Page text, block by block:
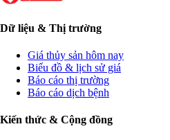
Dữ liệu & Thị trường
Giá thủy sản hôm nay
Biểu đồ & lịch sử giá
Báo cáo thị trường
Báo cáo dịch bệnh
Kiến thức & Cộng đồng